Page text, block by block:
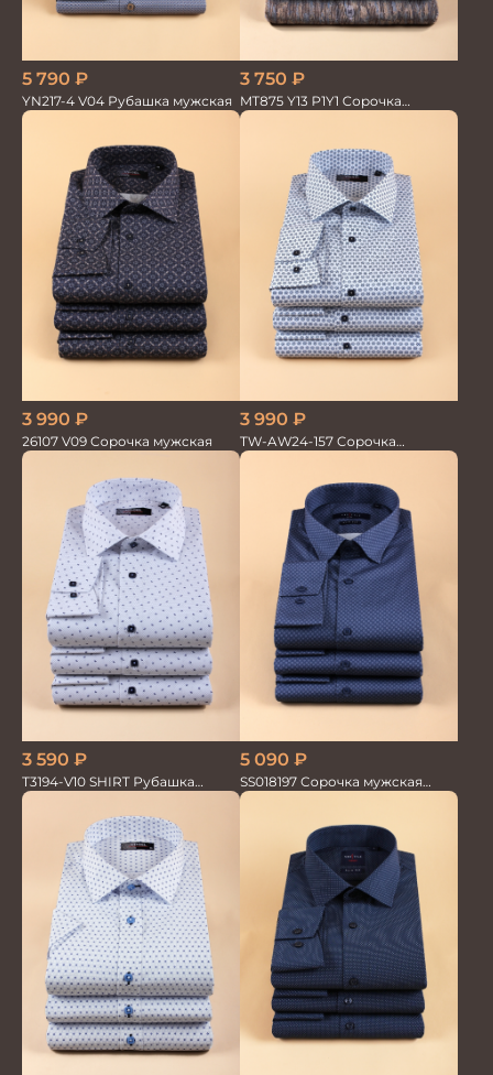
5 790 ₽
YN217-4 V04 Рубашка мужская
3 750 ₽
MT875 Y13 P1Y1 Сорочка
мужская
3 990 ₽
26107 V09 Сорочка мужская
3 990 ₽
TW-AW24-157 Сорочка
мужская
3 590 ₽
T3194-V10 SHIRT Рубашка
мужская
5 090 ₽
SS018197 Сорочка мужская
GROSTYLE PRIME